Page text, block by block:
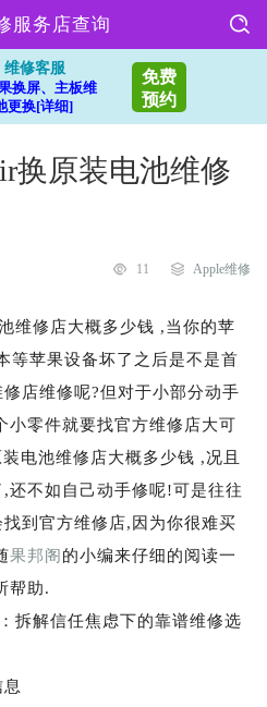
服务店查询
维修客服
换屏、主板维
更换[详细]
免费
预约
换原装电池维修
11 Apple维修
维修店大概多少钱 ,当你的苹
等苹果设备坏了之后是不是首
店维修呢?但对于小部分动手
小零件就要找官方维修店大可
电池维修店大概多少钱 ,况且
还不如自己动手修呢!可是往往
到官方维修店,因为你很难买
果邦阁的小编来仔细的阅读一
帮助.
拆解信任焦虑下的靠谱维修选